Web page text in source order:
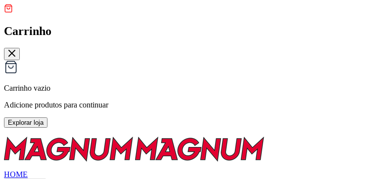
Carrinho
Carrinho vazio
Adicione produtos para continuar
Explorar loja
HOME